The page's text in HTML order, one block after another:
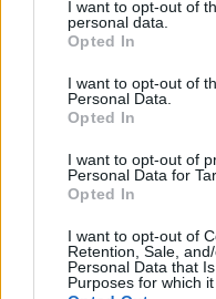
I want to opt-out of
personal data.
Opted In
I want to opt-out of
Personal Data.
Opted In
I want to opt-out of
Personal Data for
Opted In
I want to opt-out of
Retention, Sale,
Personal Data that
Purposes for which it
Quello che è
evento di storico:
dovuto trattare alla
arrivando a dover
proposta di legge
tagliato fuori dalla
sue azioni, ha dato
hanno raggiunto la
sovranazionali,